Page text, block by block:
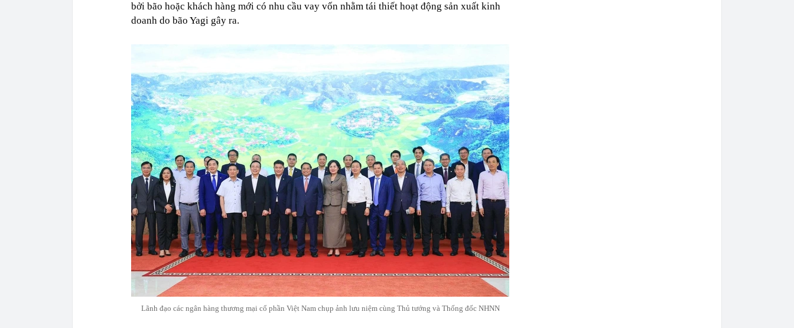
bởi bão hoặc khách hàng mới có nhu cầu vay vốn nhằm tái thiết hoạt động sản xuất kinh
doanh do bão Yagi gây ra.
Lãnh đạo các ngân hàng thương mại cổ phần Việt Nam chụp ảnh lưu niệm cùng Thủ tướng và Thống đốc NHNN